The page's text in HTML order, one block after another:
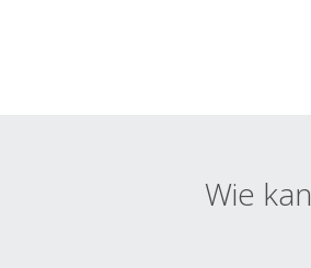
Wie